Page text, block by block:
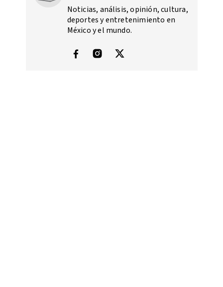
Noticias, análisis, opinión, cultura,
deportes y entretenimiento en
México y el mundo.